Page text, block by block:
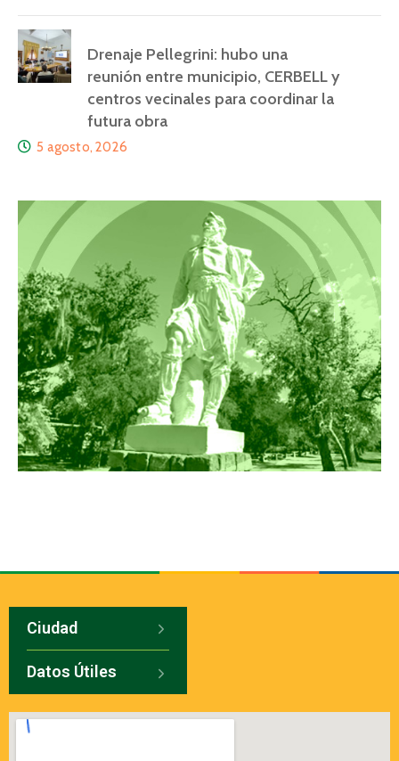
Drenaje Pellegrini: hubo una
reunión entre municipio, CERBELL y
centros vecinales para coordinar la
futura obra
5 agosto, 2026
Ciudad
Datos Útiles